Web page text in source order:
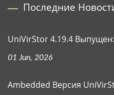
Последние
UniVirStor 4.19.4
01 Jun, 2026
Ambedded Версия